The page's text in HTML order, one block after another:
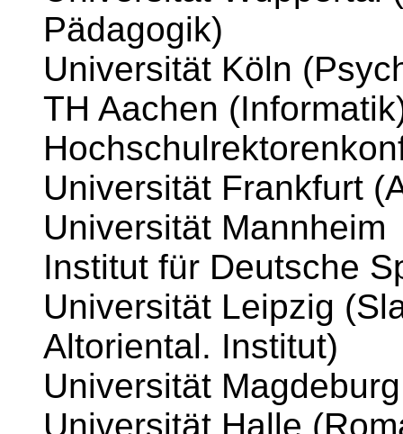
Pädagogik)
Universität Köln
TH Aachen
Universität Frankfurt
Universität Mannheim
Institut für Deutsche
Universität Leipzig
Altoriental. Institut)
Universität
Universität Halle